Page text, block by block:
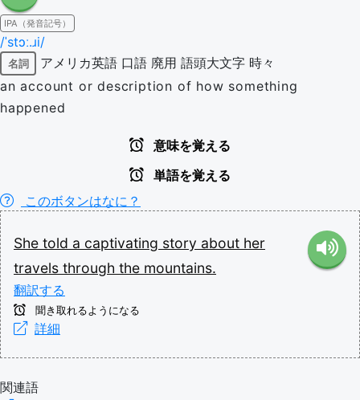
IPA（発音記号）
/ˈstɔː.ɹi/
名詞 アメリカ英語 口語 廃用 語頭大文字 時々
an account or description of how something
happened
意味を覚える
単語を覚える
このボタンはなに？
She told a captivating story about her
travels through the mountains.
翻訳する
聞き取れるようになる
詳細
関連語